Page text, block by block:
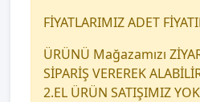
FİYATLARIMIZ ADET
ÜRÜNÜ Mağazamızı
SİPARİŞ VEREREK
2.EL ÜRÜN SATIŞIMIZ